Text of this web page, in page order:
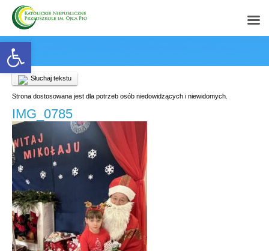
Open toolbar
Słuchaj tekstu
Strona dostosowana jest dla potrzeb osób niedowidzących i niewidomych.
IMG_0785